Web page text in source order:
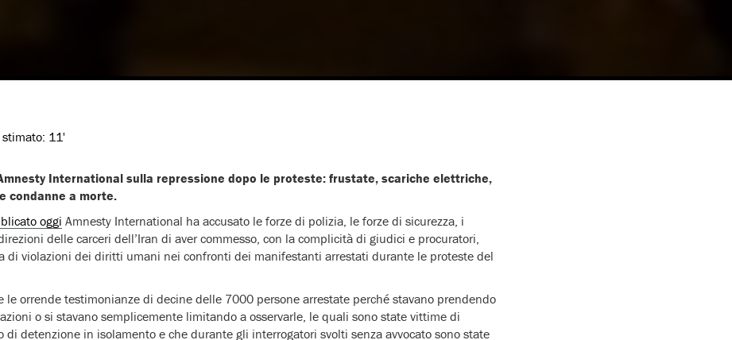
11'
International sulla repressione dopo le proteste: frustate, scariche elettriche,
condanne a morte.
oggi Amnesty International ha accusato le forze di polizia, le forze di sicurezza, i
delle carceri dell’Iran di aver commesso, con la complicità di giudici e procuratori,
di violazioni dei diritti umani nei confronti dei manifestanti arrestati durante le proteste del
le orrende testimonianze di decine delle 7000 persone arrestate perché stavano prendendo
o si stavano semplicemente limitando a osservarle, le quali sono state vittime di
di detenzione in isolamento e che durante gli interrogatori svolti senza avvocato sono state